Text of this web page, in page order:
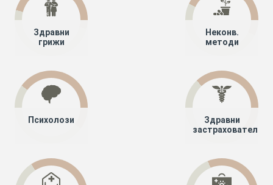
Здравни
грижи
Неконв.
методи
Психолози
Здравни
застрахователи